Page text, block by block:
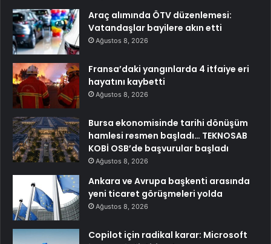
Araç alımında ÖTV düzenlemesi:
Vatandaşlar bayilere akın etti
Ağustos 8, 2026
Fransa’daki yangınlarda 4 itfaiye eri
hayatını kaybetti
Ağustos 8, 2026
Bursa ekonomisinde tarihi dönüşüm
hamlesi resmen başladı… TEKNOSAB
KOBİ OSB’de başvurular başladı
Ağustos 8, 2026
Ankara ve Avrupa başkenti arasında
yeni ticaret görüşmeleri yolda
Ağustos 8, 2026
Copilot için radikal karar: Microsoft